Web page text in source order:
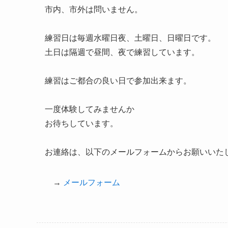
市内、市外は問いません。
練習日は毎週水曜日夜、土曜日、日曜日です。
土日は隔週で昼間、夜で練習しています。
練習はご都合の良い日で参加出来ます。
一度体験してみませんか
お待ちしています。
お連絡は、以下のメールフォームからお願いいた
→ メールフォーム